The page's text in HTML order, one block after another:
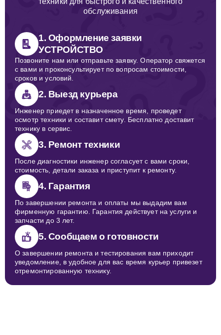
обслуживания
1. Оформление заявки
УСТРОЙСТВО
Позвоните нам или отправьте заявку. Оператор свяжется
с вами и проконсультирует по вопросам стоимости,
сроков и условий.
2. Выезд курьера
Инженер приедет в назначенное время, проведет
осмотр техники и составит смету. Бесплатно доставит
технику в сервис.
3. Ремонт техники
После диагностики инженер согласует с вами сроки,
стоимость, детали заказа и приступит к ремонту.
4. Гарантия
По завершении ремонта и оплаты мы выдадим вам
фирменную гарантию. Гарантия действует на услуги и
запчасти до 3 лет.
5. Сообщаем о готовности
О завершении ремонта и тестирования вам приходит
уведомление, в удобное для вас время курьер привезет
отремонтированную технику.